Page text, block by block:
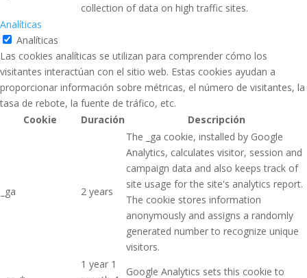
collection of data on high traffic sites.
Analíticas
Analíticas
Las cookies analíticas se utilizan para comprender cómo los
visitantes interactúan con el sitio web. Estas cookies ayudan a
proporcionar información sobre métricas, el número de visitantes, la
tasa de rebote, la fuente de tráfico, etc.
Cookie
Duración Descripción
_ga 2 years
The _ga cookie, installed by Google
Analytics, calculates visitor, session and
campaign data and also keeps track of
site usage for the site's analytics report.
The cookie stores information
anonymously and assigns a randomly
generated number to recognize unique
visitors.
1 year 1
Google Analytics sets this cookie to